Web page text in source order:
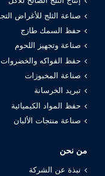
صناعة الثلج للأغراض
حفظ السمك طازج
صناعة وتجهيز اللحوم
حفظ الفواكه والخضروات
صناعة المخبوزات
تبريد الخرسانة
حفظ المواد الكيميائية
صناعة منتجات الألبان
من نحن
نبذة عن الشركة